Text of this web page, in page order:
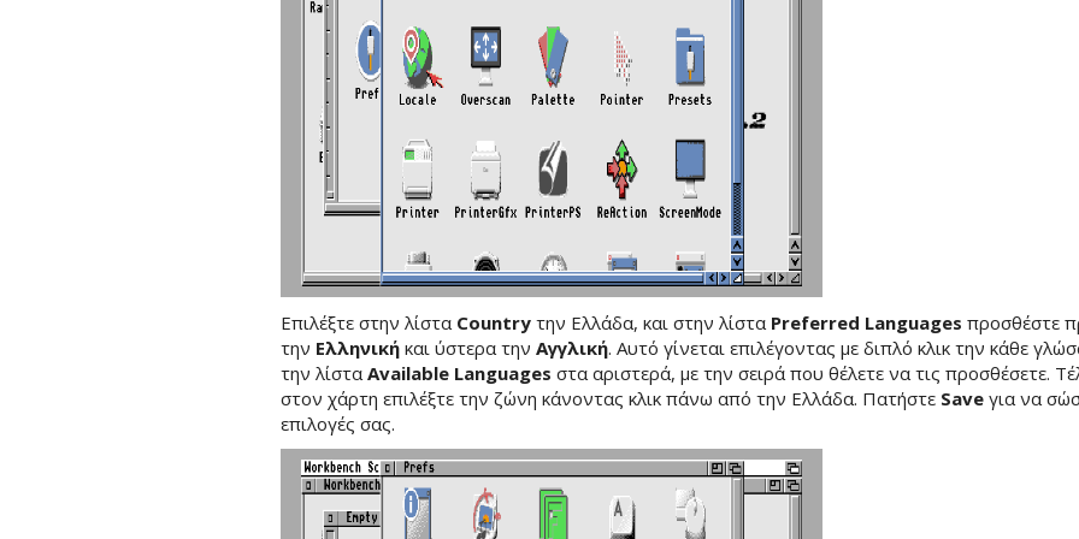
Επιλέξτε στην λίστα Country την Ελλάδα, και στην λίστα Preferred Languages προσθέστε
την Ελληνική και ύστερα τηνΑγγλική. Αυτό γίνεται επιλέγοντας με διπλό κλικ την κάθε
την λίσταAvailable Languages στα αριστερά, με την σειρά που θέλετε να τις προσθέσετε.
στον χάρτη επιλέξτε την ζώνη κάνοντας κλικ πάνω από την Ελλάδα. Πατήστε Save για να
επιλογές σας.